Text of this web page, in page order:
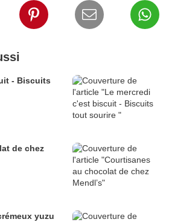
- Biscuits
de chez
yuzu